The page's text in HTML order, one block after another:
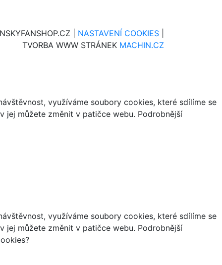
| NASTAVENÍ COOKIES
TVORBA WWW STRÁNEK MACHIN.CZ
využíváme soubory cookies, které sdílíme se
jej můžete změnit v patičce webu. Podrobnější
využíváme soubory cookies, které sdílíme se
jej můžete změnit v patičce webu. Podrobnější